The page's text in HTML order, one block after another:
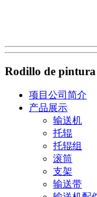
Rodillo de pintura
项目公司简介
产品展示
输送机
托辊
托辊组
滚筒
支架
输送带